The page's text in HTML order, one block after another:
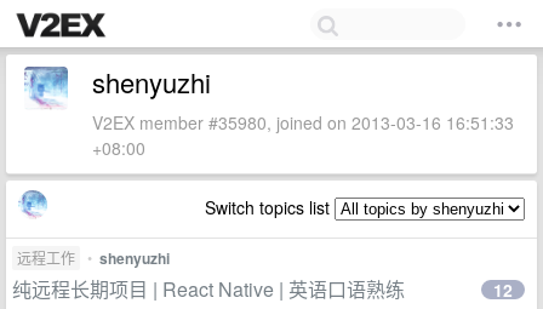
shenyuzhi
V2EX member #35980, joined on 2013-03-16 16:51:33
+08:00
Switch topics list
远程工作 • shenyuzhi
纯远程长期项目 | React Native | 英语口语熟练 12